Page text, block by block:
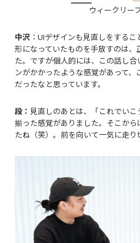
ウィークリー
中沢 ： UIデザインも見直しをするこ
形になっていたものを手放すのは
た。ですが個人的には、この話し
ンがかかったような感覚があって
だったなと思っています。
段： 見直しのあとは、「これでい
揃った感覚がありました。そこか
たね（笑）。前を向いて一気に走り